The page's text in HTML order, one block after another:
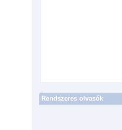
Rendszeres olvasók